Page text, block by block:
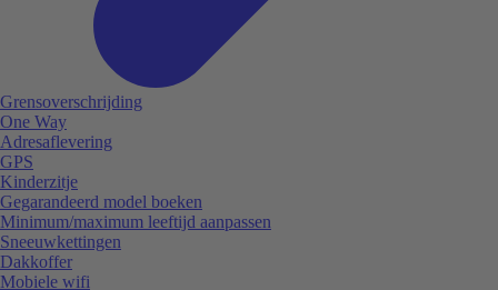
Grensoverschrijding
One Way
Adresaflevering
GPS
Kinderzitje
Gegarandeerd model boeken
Minimum/maximum leeftijd aanpassen
Sneeuwkettingen
Dakkoffer
Mobiele wifi